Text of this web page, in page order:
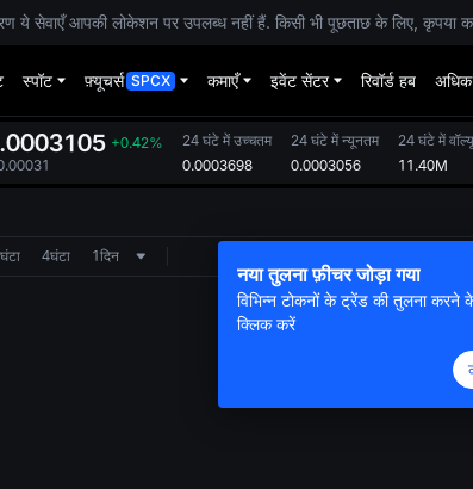
ये सेवाएँ आपकी लोकेशन पर उपलब्ध नहीं हैं. किसी भी पूछताछ के लिए, कृपया
स्पॉट फ़्यूचर्स SPCX कमाएँ इवेंट सेंटर रिवॉर्ड हब अधिक
+0.42%
24 घंटे में उच्चतम
0.0003698
24 घंटे में न्यूनतम
0.0003056
24 घंटे में
11.40M
नया तुलना फ़ीचर जोड़ा गया
विभिन्न टोकनों के ट्रेंड की तुलना करने
क्लिक करें
4घंटा 1दिन